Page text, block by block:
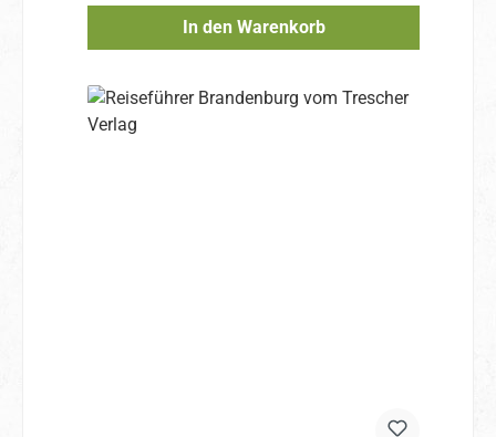
In den Warenkorb